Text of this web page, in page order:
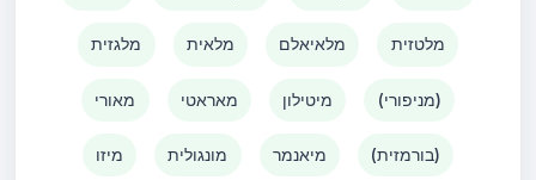
מלגזית מלאית מלאיאלם מלטזית
מאורי מאראטי מיטילון (מניפורי)
מיזו מונגולית מיאנמר (בורמזית)